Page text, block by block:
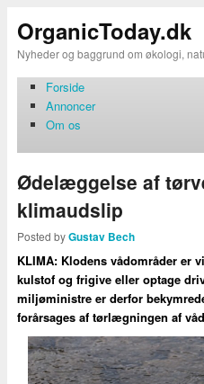
OrganicToday.dk
Nyheder og baggrund om økologi,
Forside
Annoncer
Om os
Ødelæggelse af
klimaudslip
Posted byGustav Bech
KLIMA: Klodens vådområder er
kulstof og frigive eller optage
miljøministre er derfor
forårsages af tørlægningen af